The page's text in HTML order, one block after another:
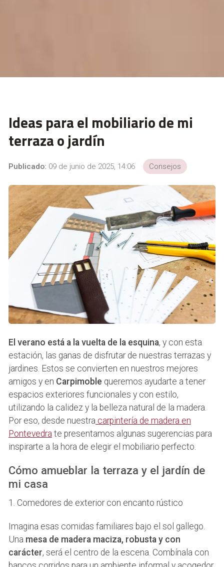
Ideas para el mobiliario de mi
terraza o jardín
Publicado: 09 de junio de 2025, 14:06 Consejos
El verano está a la vuelta de la esquina, y con esta
estación, las ganas de disfrutar de nuestras terrazas y
jardines. Estos se convierten en nuestros mejores
amigos y en Carpimoble queremos ayudarte a tener
espacios exteriores funcionales y con estilo,
utilizando la calidez y la belleza natural de la madera.
Por eso, desde nuestra carpintería de madera en
Pontevedra te presentamos algunas sugerencias para
inspirarte a la hora de elegir el mobiliario perfecto.
Cómo amueblar la terraza y el jardín de
mi casa
1. Comedores de exterior con encanto rústico
Imagina esas comidas familiares bajo el sol gallego.
Una mesa de madera maciza, robusta y con
carácter, será el centro de la escena. Combínala con